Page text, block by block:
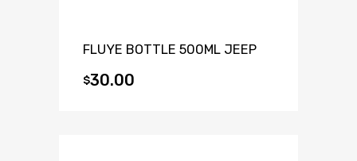
FLUYE BOTTLE 500ML JEEP
$30.00